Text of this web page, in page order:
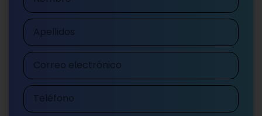
Apellidos
Correo
electrónico
Teléfono